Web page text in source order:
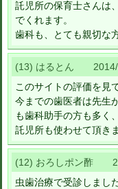
託児所の保育士さんは
でくれます。
歯科も、とても親切な
(13) はるとん
このサイトの評価を見
今までの歯医者は先生
も歯科助手の方も多く
託児所も使わせて頂き
(12) おろしポン酢
虫歯治療で受診しまし